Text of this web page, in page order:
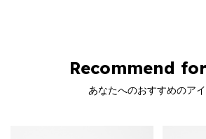
Recommend
あなたへのおすすめのア